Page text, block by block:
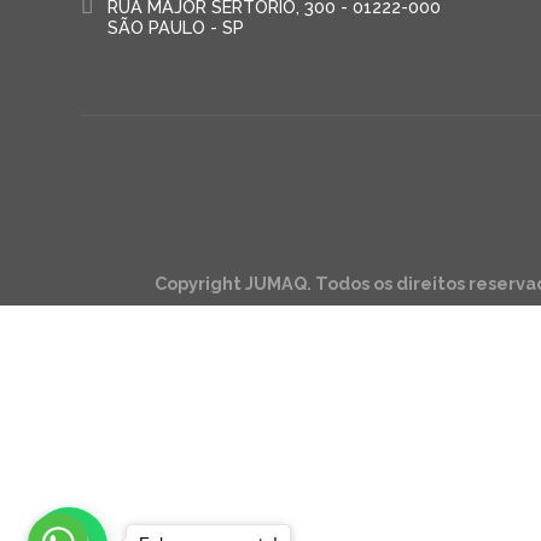
RUA MAJOR SERTÓRIO, 300 - 01222-000
SÃO PAULO - SP
Copyright JUMAQ. Todos os direitos